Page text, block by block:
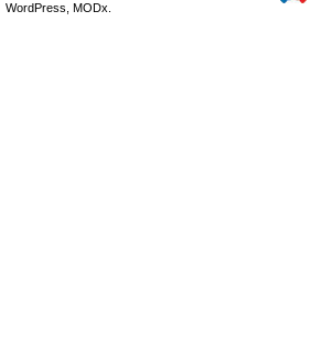
WordPress, MODx.